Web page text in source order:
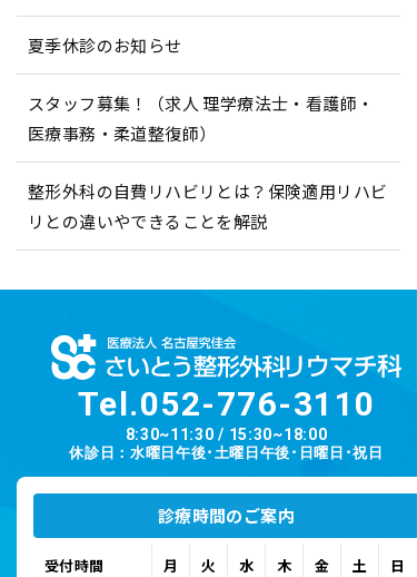
夏季休診のお知らせ
スタッフ募集！（求人 理学療法士・看護師・
医療事務・柔道整復師）
整形外科の自費リハビリとは？保険適用リハビ
リとの違いやできることを解説
Tel.052-776-3110
8:30~11:30 / 15:30~18:00
休診日：水曜日午後･土曜日午後･日曜日･祝日
診療時間のご案内
受付時間 月 火 水 木 金 土 日